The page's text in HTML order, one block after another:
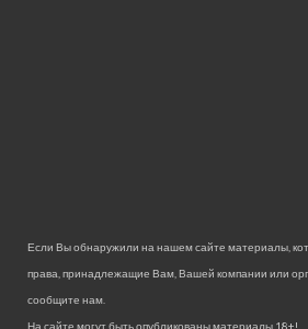
Если Вы обнаружили на нашем сайте материалы,
права, принадлежащие Вам, Вашей компании или
сообщите нам.
На сайте могут быть опубликованы материалы 18+!